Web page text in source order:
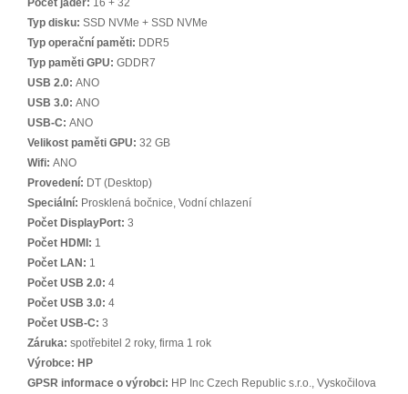
Počet jader: 16 + 32
Typ disku: SSD NVMe + SSD NVMe
Typ operační paměti: DDR5
Typ paměti GPU: GDDR7
USB 2.0: ANO
USB 3.0: ANO
USB-C: ANO
Velikost paměti GPU: 32 GB
Wifi: ANO
Provedení: DT (Desktop)
Speciální: Prosklená bočnice, Vodní chlazení
Počet DisplayPort: 3
Počet HDMI: 1
Počet LAN: 1
Počet USB 2.0: 4
Počet USB 3.0: 4
Počet USB-C: 3
Záruka: spotřebitel 2 roky, firma 1 rok
Výrobce: HP
GPSR informace o výrobci: HP Inc Czech Republic s.r.o., Vyskočilova